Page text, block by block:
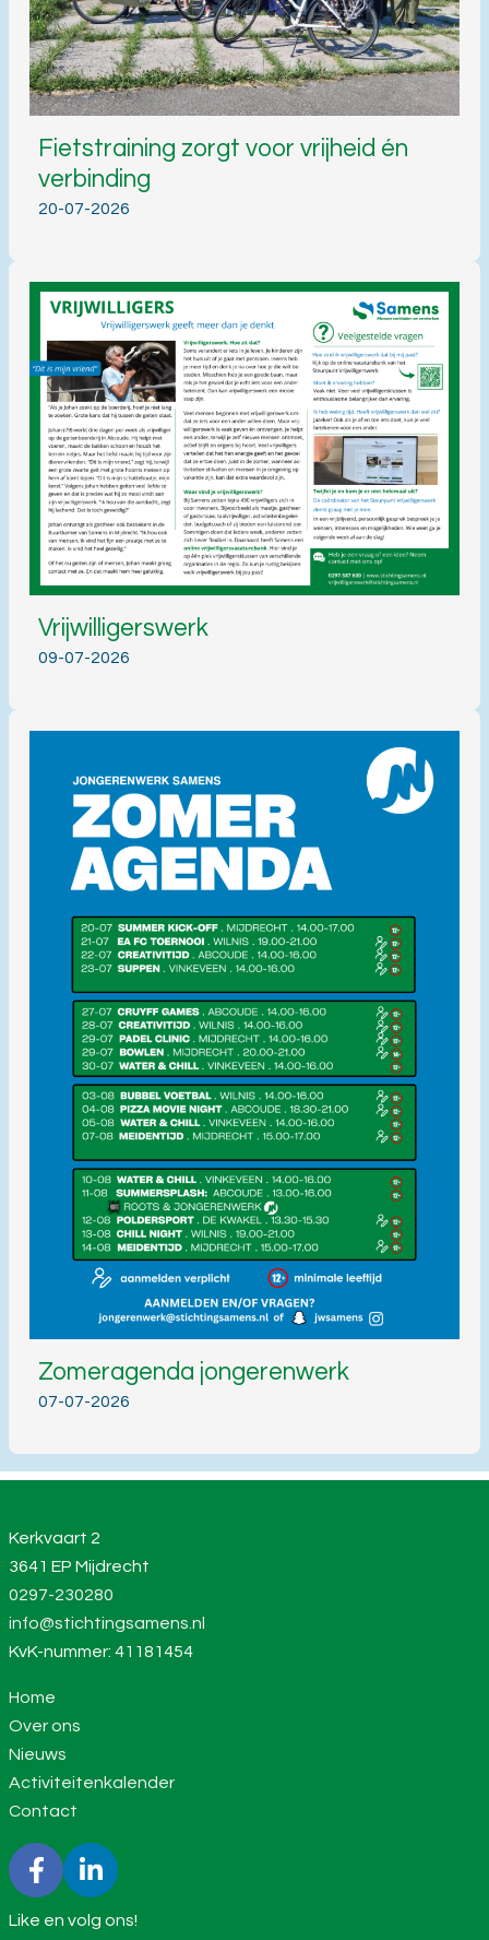
Fietstraining zorgt voor vrijheid én
verbinding
20-07-2026
Vrijwilligerswerk
09-07-2026
Zomeragenda jongerenwerk
07-07-2026
Kerkvaart 2
3641 EP Mijdrecht
0297-230280
info@stichtingsamens.nl
KvK-nummer: 41181454
Home
Over ons
Nieuws
Activiteitenkalender
Contact
Like en volg ons!